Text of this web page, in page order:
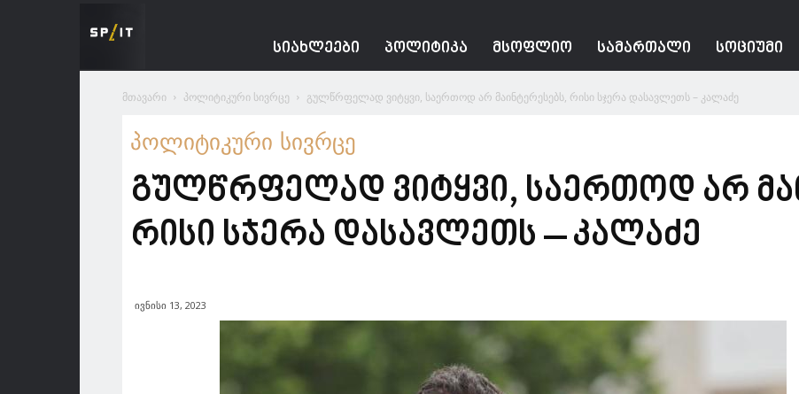
ᲡᲘᲐᲮᲚᲔᲔᲑᲘ ᲞᲝᲚᲘᲢᲘᲙᲐ ᲛᲡᲝᲤᲚᲘᲝ ᲡᲐᲛᲐᲠᲗᲐᲚᲘ ᲡᲝᲪᲘᲣᲛᲘ
მთავარი პოლიტიკური სივრცე გულწრფელად ვიტყვი, საერთოდ არ მაინტერესებს, რისი სჯერა დასავლეთს – კალაძე
პოლიტიკური სივრცე
გულწრფელად ვიტყვი, საერთოდ არ
რისი სჯერა დასავლეთს – კალაძე
ივნისი 13, 2023